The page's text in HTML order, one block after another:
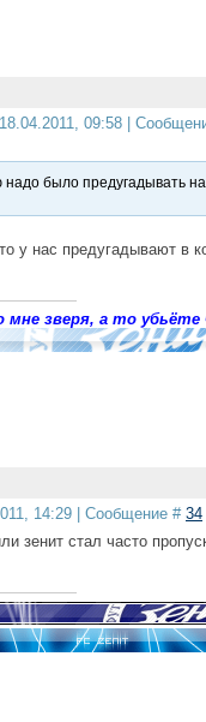
09:58 |
было предугадывать
у нас предугадывают в
мне зверя, а то убьёте
14:29 | Сообщение # 34
зенит стал часто